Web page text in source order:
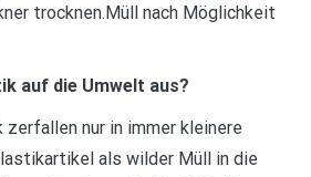
trocknen.Müll nach Möglichkeit
auf die Umwelt aus?
nur in immer kleinere
als wilder Müll in die